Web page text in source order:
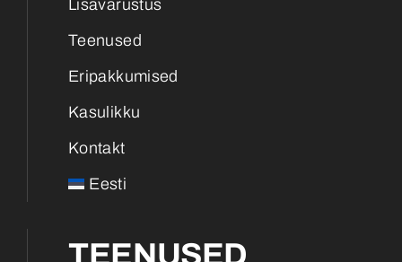
Lisavarustus
Teenused
Eripakkumised
Kasulikku
Kontakt
Eesti
TEENUSED